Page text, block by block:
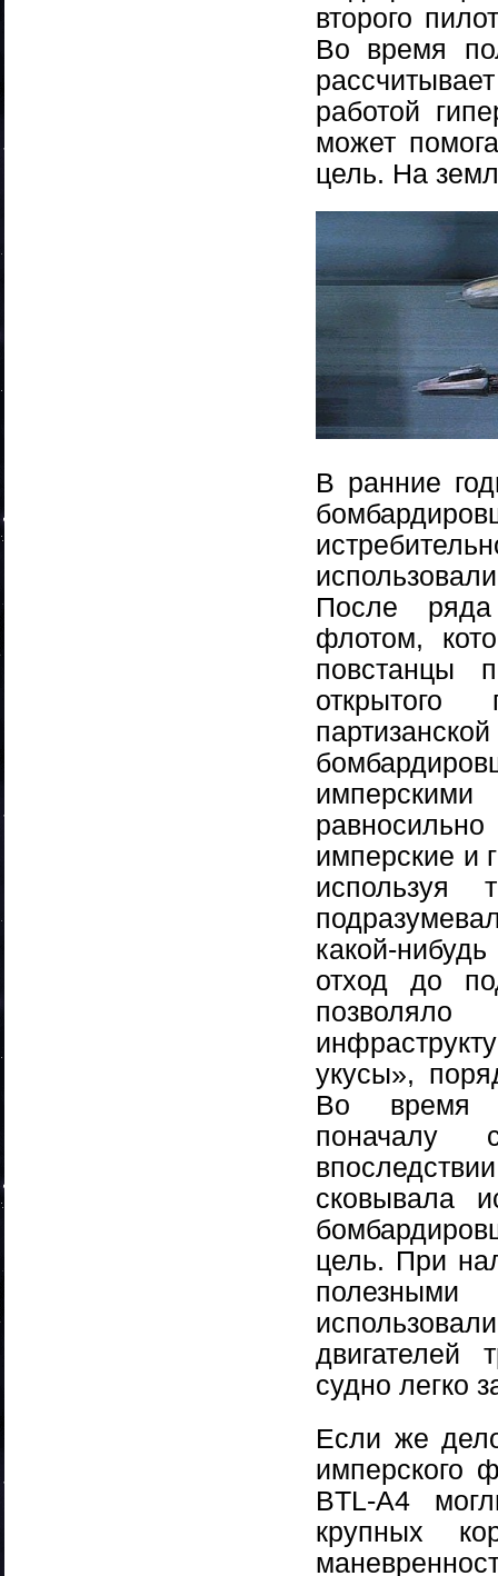
второго
Во время
работой
может
цель. На
В ранние
После
флотом,
повстанцы
открытого
имперские и
используя
какой-
отход до
укусы»,
Во время
поначалу
сковывала
цель. При
двигателей
судно легко
Если же
имперского
BTL-А4
крупных